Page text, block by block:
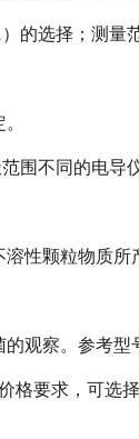
）的选择；测
围不同的电导
性颗粒物质
观察。参考型
格要求，可选